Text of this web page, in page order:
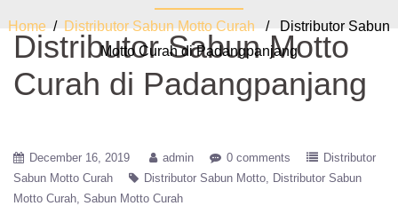
Home / Distributor Sabun Motto Curah / Distributor Sabun
Motto Curah di Padangpanjang
Distributor Sabun Motto
Curah di Padangpanjang
December 16, 2019 admin 0 comments
Distributor
Sabun Motto Curah
Distributor Sabun Motto
Distributor Sabun
Motto Curah Sabun Motto Curah